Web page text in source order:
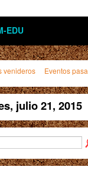
venideros Eventos
julio 21, 2015